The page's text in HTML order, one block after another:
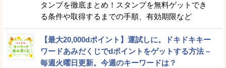
タンプを徹底まとめ！スタンプを無料ゲットでき
る条件や取得するまでの手順、有効期限など
【最大20,000dポイント】運試しに。ドキドキキー
ワードあみだくじでdポイントをゲットする方法 –
毎週火曜日更新。今週のキーワードは？